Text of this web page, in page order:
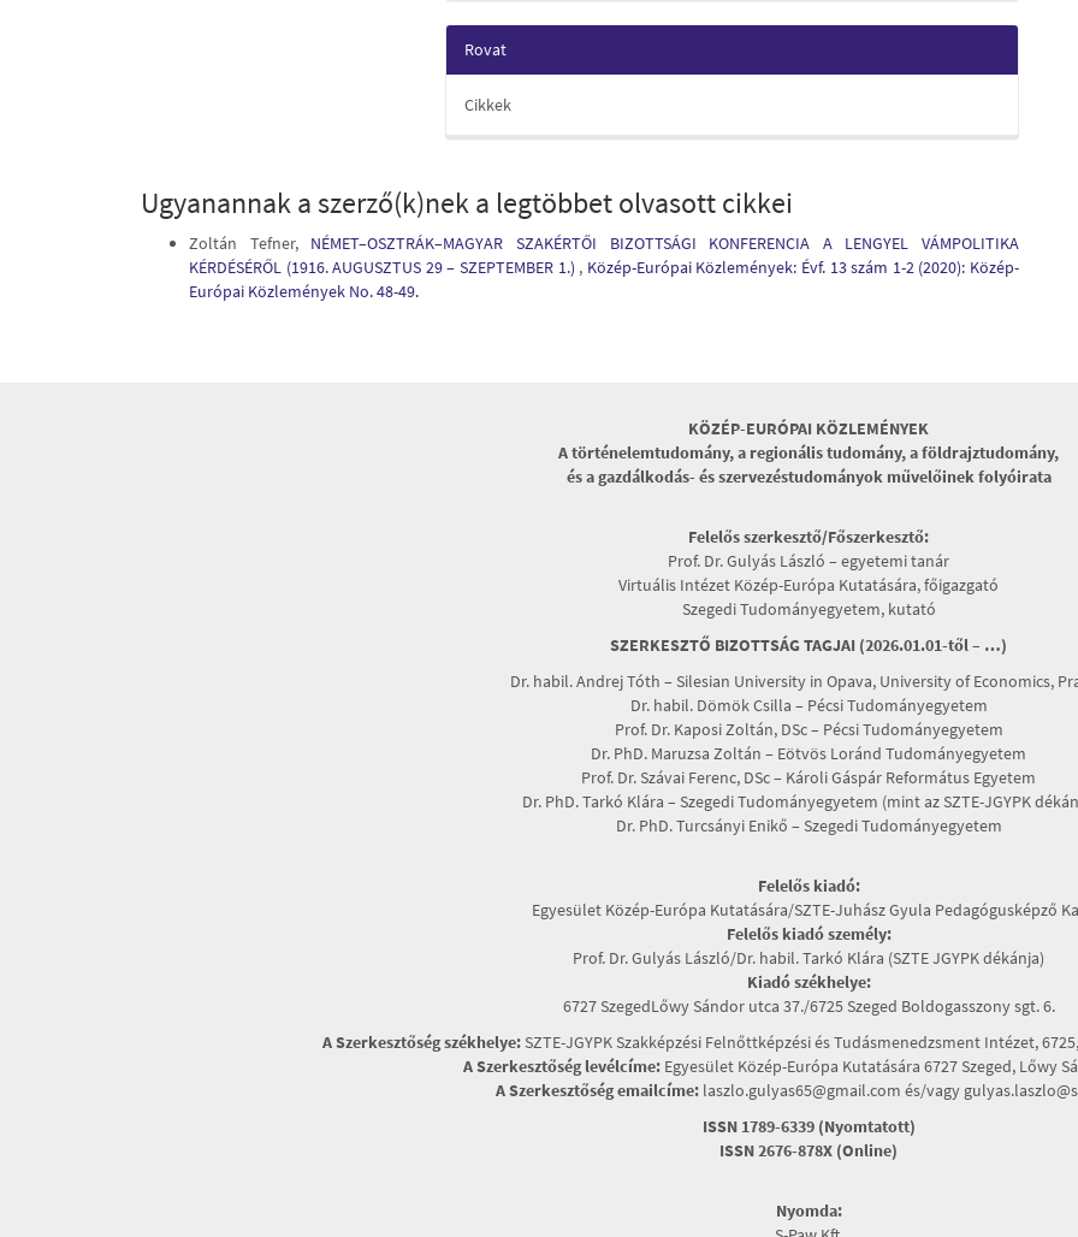
Rovat
Cikkek
Ugyanannak a szerző(k)nek a legtöbbet olvasott cikkei
Zoltán Tefner, NÉMET–OSZTRÁK–MAGYAR SZAKÉRTŐI BIZOTTSÁGI KONFERENCIA A LENGYEL VÁMPOLITIKA
KÉRDÉSÉRŐL (1916. AUGUSZTUS 29 – SZEPTEMBER 1.) , Közép-Európai Közlemények: Évf. 13 szám 1-2 (2020): Közép-
Európai Közlemények No. 48-49.
KÖZÉP-EURÓPAI KÖZLEMÉNYEK
A történelemtudomány, a regionális tudomány, a földrajztudomány,
és a gazdálkodás- és szervezéstudományok művelőinek folyóirata
Felelős szerkesztő/Főszerkesztő:
Prof. Dr. Gulyás László – egyetemi tanár
Virtuális Intézet Közép-Európa Kutatására, főigazgató
Szegedi Tudományegyetem, kutató
SZERKESZTŐ BIZOTTSÁG TAGJAI (2026.01.01-től – …)
Dr. habil. Andrej Tóth – Silesian University in Opava, University of Economics,
Dr. habil. Dömök Csilla – Pécsi Tudományegyetem
Prof. Dr. Kaposi Zoltán, DSc – Pécsi Tudományegyetem
Dr. PhD. Maruzsa Zoltán – Eötvös Loránd Tudományegyetem
Prof. Dr. Szávai Ferenc, DSc – Károli Gáspár Református Egyetem
Dr. PhD. Tarkó Klára – Szegedi Tudományegyetem (mint az SZTE-JGYPK
Dr. PhD. Turcsányi Enikő – Szegedi Tudományegyetem
Felelős kiadó:
Egyesület Közép-Európa Kutatására/SZTE-Juhász Gyula Pedagógusképző
Felelős kiadó személy:
Prof. Dr. Gulyás László/Dr. habil. Tarkó Klára (SZTE JGYPK dékánja)
Kiadó székhelye:
6727 SzegedLőwy Sándor utca 37./6725 Szeged Boldogasszony sgt. 6.
A Szerkesztőség székhelye:SZTE-JGYPK Szakképzési Felnőttképzési és Tudásmenedzsment Intézet,
A Szerkesztőség levélcíme: Egyesület Közép-Európa Kutatására 6727 Szeged, Lőwy
A Szerkesztőség emailcíme:laszlo.gulyas65@gmail.com és/vagy
ISSN 1789-6339 (Nyomtatott)
ISSN 2676-878X (Online)
Nyomda: